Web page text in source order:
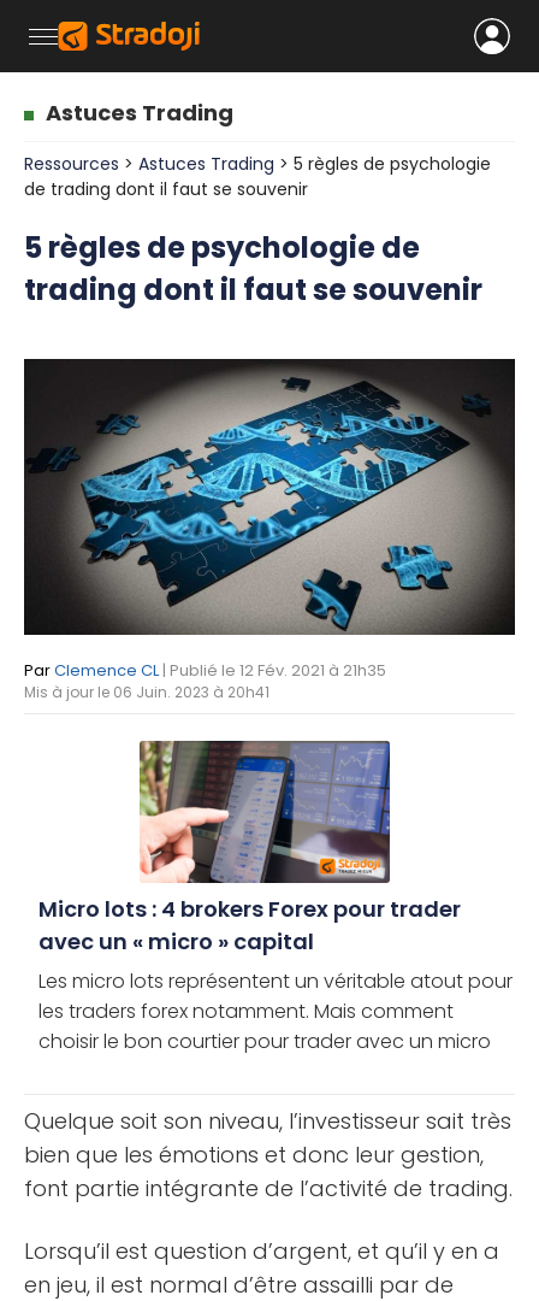
Astuces Trading
Ressources > Astuces Trading > 5 règles de psychologie
de trading dont il faut se souvenir
5 règles de psychologie de
trading dont il faut se souvenir
ParClemence CL | Publié le 12 Fév. 2021 à 21h35
Mis à jour le 06 Juin. 2023 à 20h41
Micro lots : 4 brokers Forex pour trader
avec un « micro » capital
Les micro lots représentent un véritable atout pour
les traders forex notamment. Mais comment
choisir le bon courtier pour trader avec un micro
Quelque soit son niveau, l’investisseur sait très
bien que les émotions et donc leur gestion,
font partie intégrante de l’activité de trading.
Lorsqu’il est question d’argent, et qu’il y en a
en jeu, il est normal d’être assailli par de